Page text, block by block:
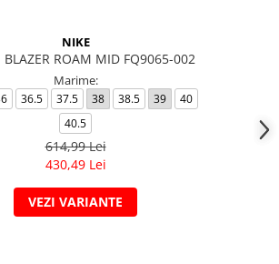
NIKE
BLAZER ROAM MID FQ9065-002
Marime:
36.5 37.5 38 38.5 39
40
40.5
614,99 Lei
430,49 Lei
VEZI VARIANTE